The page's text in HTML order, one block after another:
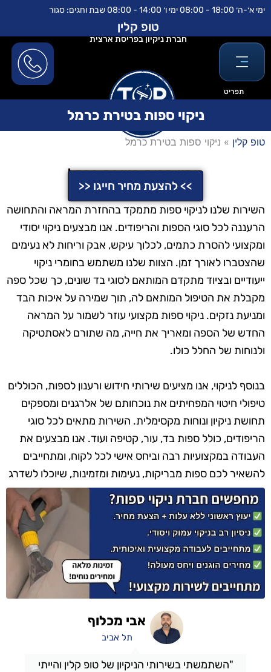
לתוכן
דילוג
ימי א׳-ה׳ 18:00 - 08:00 ימי ו׳ 14:00 - 08:00 שבת וחגים: סגור
תפריט
טופ קלין
חברת ניקיון בפריסת ארצית
ניקוי ספות בטירת כרמל
טופ קלין » ניקוי ספות בטירת כרמל
ניקוי ספות בטירת כרמל
>> להצעת מחיר חייגו <<
השירות שלנו לניקוי ספות מתמקד בהחזרת המראה והתחושה
הרעננה לכל סוגי הספות והריפודים. אנו מבצעים ניקוי יסודי
ומקצועי להסרת כתמים, לכלוך עיקש, אבק וריחות לא נעימים
שהצטברו לאורך זמן. הצוות שלנו משתמש בחומרי ניקוי
ייעודיים ובציוד מתקדם המותאם לסוגי בד שונים, כך שכל ספה
מקבלת את הטיפול המותאם לה, תוך שמירה על איכות הבד
ומניעת נזקים. ניקוי ספות מקצועי עוזר לשמור על המראה
החדש של הספה ומאריך את חייה, מה שתורם לאסתטיקה
ולנוחות של החלל כולו.
בנוסף לניקוי, אנו מציעים שירותי חידוש ורענון לספות, הכוללים
טיפולי חיטוי המפחיתים את נוכחותם של אלרגנים ומספקים
תחושת ניקיון ונוחות מקסימלית. השירות מתאים לכל סוגי
הריפודים, כולל ספות בד, עור, קטיפה ועוד. אנו מבצעים את
העבודה במקצועיות רבה וביחס אישי לכל לקוח, ומתחייבים
להשאיר לכם ספות מבריקות, נעימות ומזמינות, שיוכלו לשדרג
את מראה הבית או המשרד.
"השתמשתי בשירותי הניקיון של טופ קלין והייתי
אבי מכלוף
תל אביב